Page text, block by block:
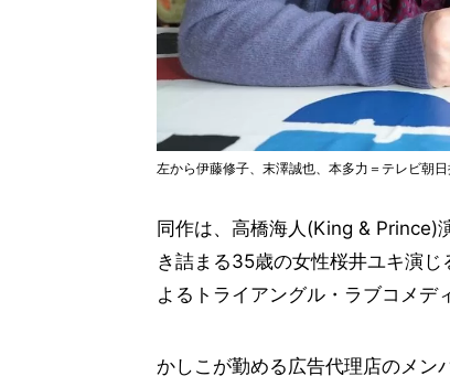
左から伊藤修子、末澤誠也、本多力＝テレビ朝
同作は、高橋海人(King & Prince)
き詰まる35歳の女性桜井ユキ演
よるトライアングル・ラブコメデ
かしこが勤める広告代理店のメン